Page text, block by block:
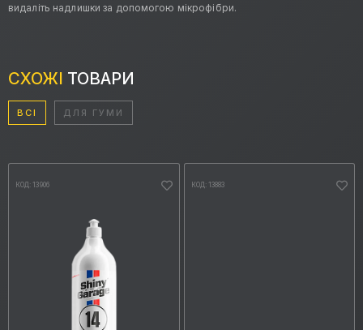
видаліть надлишки за допомогою мікрофібри.
СХОЖІ ТОВАРИ
ВСІ ДЛЯ ГУМИ
КОД: 13906 КОД: 13883